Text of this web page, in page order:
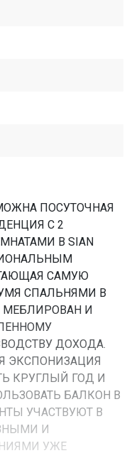
ПОСУТОЧНАЯ
С 2
В SIAN
САМУЮ
СПАЛЬНЯМИ В
И
ДОХОДА.
ЭКСПОНИЗАЦИЯ
КРУГЛЫЙ ГОД И
БАЛКОН В
УЧАСТВУЮТ В
И
УЖЕ